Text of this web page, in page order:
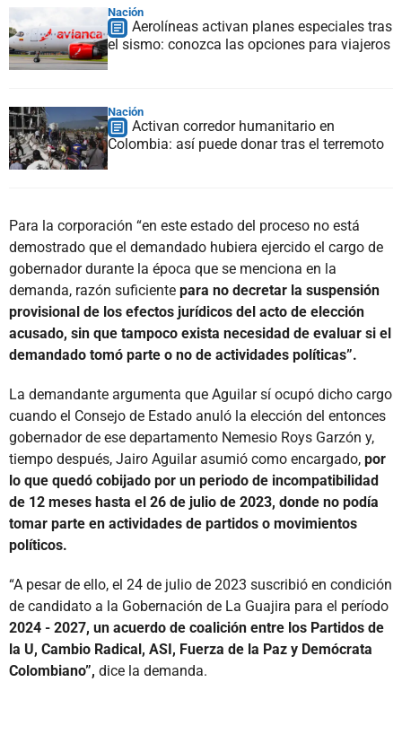
Nación
Aerolíneas activan planes especiales tras
el sismo: conozca las opciones para viajeros
Nación
Activan corredor humanitario en
Colombia: así puede donar tras el terremoto
Para la corporación “en este estado del proceso no está
demostrado que el demandado hubiera ejercido el cargo de
gobernador durante la época que se menciona en la
demanda, razón suficiente para no decretar la suspensión
provisional de los efectos jurídicos del acto de elección
acusado, sin que tampoco exista necesidad de evaluar si el
demandado tomó parte o no de actividades políticas”.
La demandante argumenta que Aguilar sí ocupó dicho cargo
cuando el Consejo de Estado anuló la elección del entonces
gobernador de ese departamento Nemesio Roys Garzón y,
tiempo después, Jairo Aguilar asumió como encargado, por
lo que quedó cobijado por un periodo de incompatibilidad
de 12 meses hasta el 26 de julio de 2023, donde no podía
tomar parte en actividades de partidos o movimientos
políticos.
“A pesar de ello, el 24 de julio de 2023 suscribió en condición
de candidato a la Gobernación de La Guajira para el período
2024 - 2027, un acuerdo de coalición entre los Partidos de
la U, Cambio Radical, ASI, Fuerza de la Paz y Demócrata
Colombiano”, dice la demanda.